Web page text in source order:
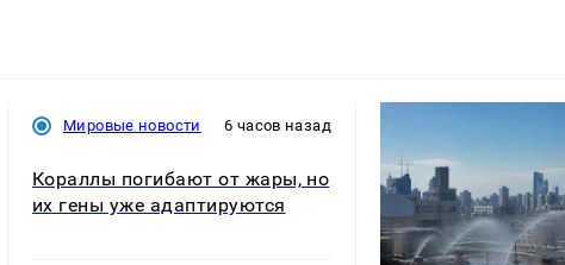
Мировые новости 6 часов назад
Кораллы погибают от жары, но
их гены уже адаптируются